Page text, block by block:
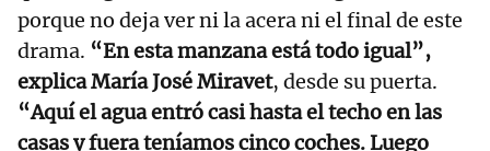
porque no deja ver ni la acera ni el final de este
drama. “En esta manzana está todo igual”,
explica María José Miravet, desde su puerta.
“Aquí el agua entró casi hasta el techo en las
casas y fuera teníamos cinco coches. Luego